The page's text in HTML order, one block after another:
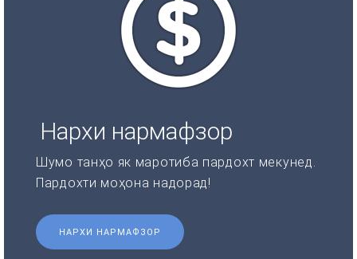
Нархи нармафзор
Шумо танҳо як маротиба пардохт мекунед.
Пардохти моҳона надорад!
НАРХИ НАРМАФЗОР